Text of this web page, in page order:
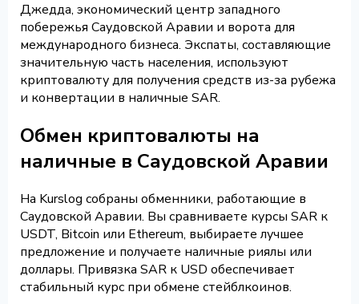
Джедда, экономический центр западного
побережья Саудовской Аравии и ворота для
международного бизнеса. Экспаты, составляющие
значительную часть населения, используют
криптовалюту для получения средств из-за рубежа
и конвертации в наличные SAR.
Обмен криптовалюты на
наличные в Саудовской Аравии
На Kurslog собраны обменники, работающие в
Саудовской Аравии. Вы сравниваете курсы SAR к
USDT, Bitcoin или Ethereum, выбираете лучшее
предложение и получаете наличные риялы или
доллары. Привязка SAR к USD обеспечивает
стабильный курс при обмене стейблкоинов.